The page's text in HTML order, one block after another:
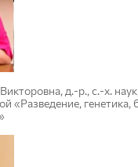
д.-р., с.-х.
«Разведение, генетика,